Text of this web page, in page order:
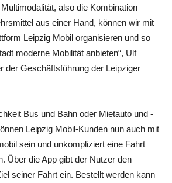
also die Kombination
aus einer Hand, können wir mit
Leipzig Mobil organisieren und so
moderne Mobilität anbieten“, Ulf
der Geschäftsführung der Leipziger
Bus und Bahn oder Mietauto und -
Leipzig Mobil-Kunden nun auch mit
sein und unkompliziert eine Fahrt
Über die App gibt der Nutzer den
seiner Fahrt ein. Bestellt werden kann